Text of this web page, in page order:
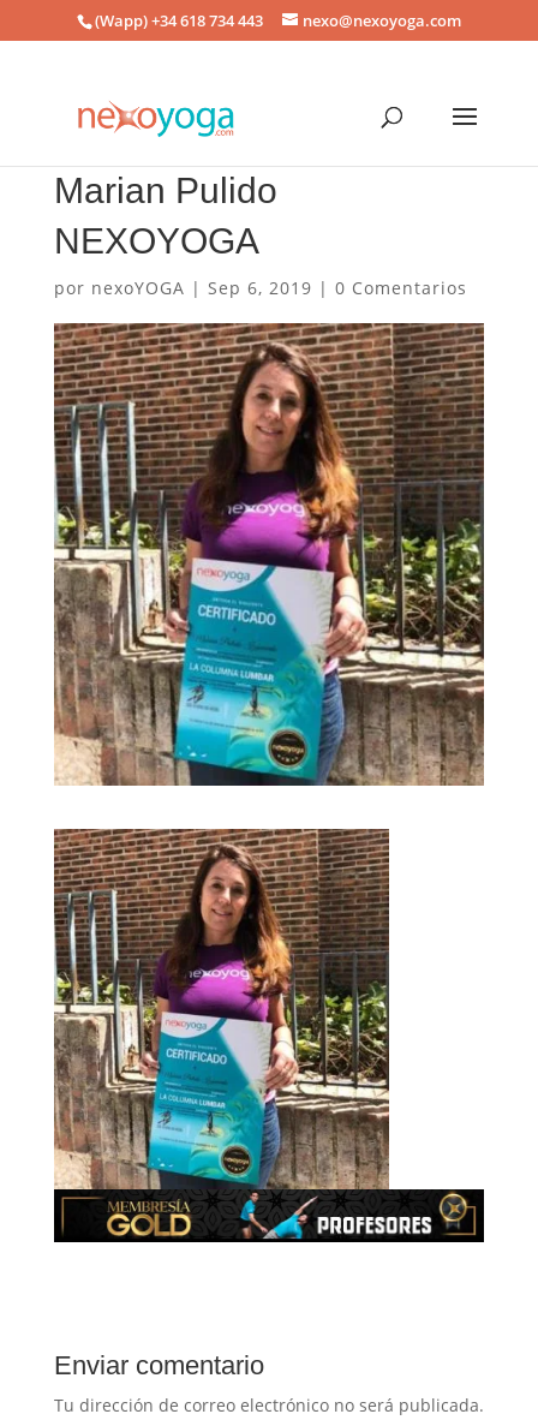
(Wapp) +34 618 734 443 nexo@nexoyoga.com
Marian Pulido
NEXOYOGA
por nexoYOGA | Sep 6, 2019 | 0 Comentarios
Enviar comentario
Tu dirección de correo electrónico no será publicada.